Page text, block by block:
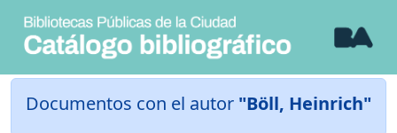
Documentos con el autor "Böll, Heinrich"